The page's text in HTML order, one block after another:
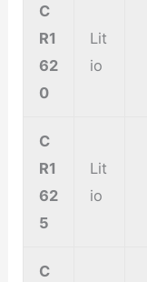
C
R1
62
0
Lit
io
C
R1
62
5
Lit
io
C